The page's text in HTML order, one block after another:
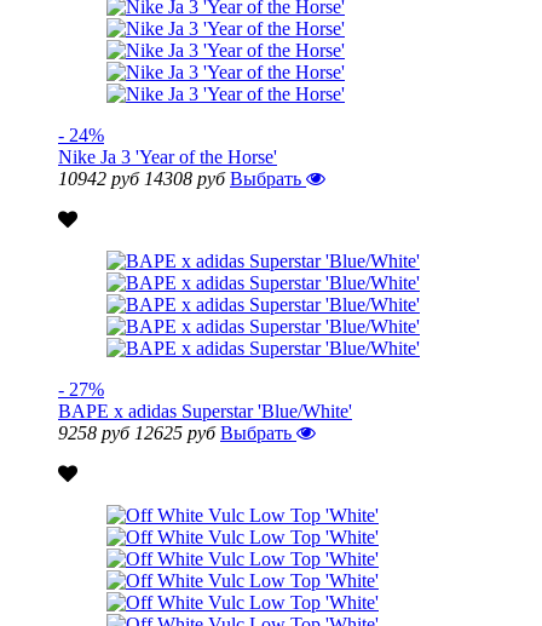
- 24%
Nike Ja 3 'Year of the Horse'
10942 руб 14308 руб Выбрать
- 27%
BAPE x adidas Superstar 'Blue/White'
9258 руб 12625 руб Выбрать